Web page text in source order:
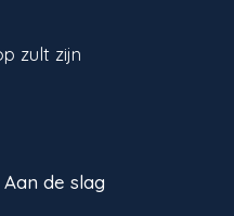
zult zijn
Aan de slag